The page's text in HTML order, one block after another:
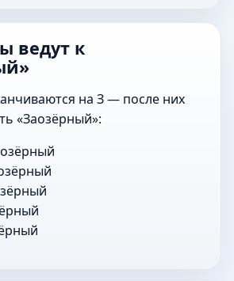
ведут к
на З — после них
«Заозёрный»: